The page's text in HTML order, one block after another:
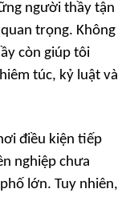
người thầy tận
trọng. Không
còn giúp tôi
túc, kỷ luật và
điều kiện tiếp
nghiệp chưa
lớn. Tuy nhiên,